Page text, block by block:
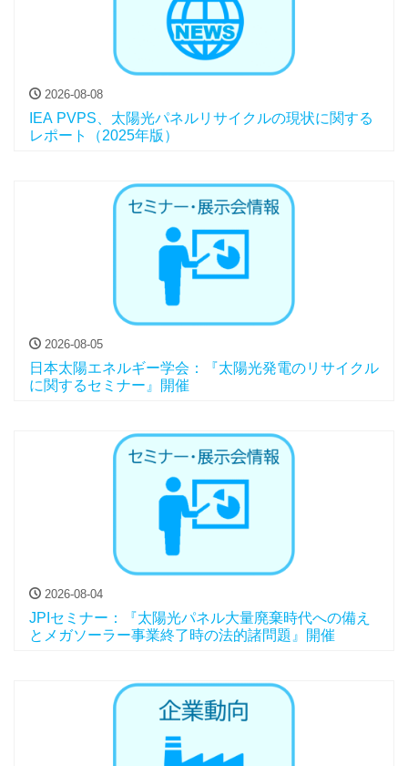
2026-08-08
IEA PVPS、太陽光パネルリサイクルの現状に関する
レポート（2025年版）
2026-08-05
日本太陽エネルギー学会：『太陽光発電のリサイクル
に関するセミナー』開催
2026-08-04
JPIセミナー：『太陽光パネル大量廃棄時代への備え
とメガソーラー事業終了時の法的諸問題』開催